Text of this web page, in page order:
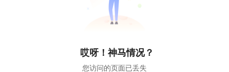
哎呀！神马情况？
您访问的页面已丢失